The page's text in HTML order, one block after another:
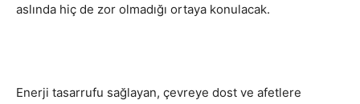
aslında hiç de zor olmadığı ortaya konulacak.
Enerji tasarrufu sağlayan, çevreye dost ve afetlere